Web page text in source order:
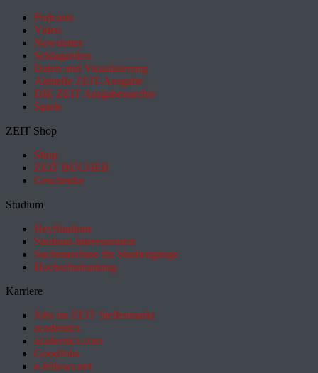
Podcasts
Video
Newsletter
Schlagzeilen
Daten und Visualisierung
Aktuelle ZEIT-Ausgabe
DIE ZEIT Ausgabenarchiv
Spiele
ZEIT Shop
Shop
ZEIT BÜCHER
Geschenke
Studium
HeyStudium
Studium-Interessentest
Suchmaschine für Studiengänge
Hochschulranking
Karriere
Jobs im ZEIT Stellenmarkt
academics
academics.com
GoodJobs
e-fellows.net